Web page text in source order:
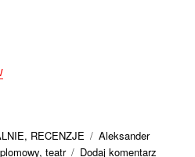
, RECENZJE Tagi
Aleksander
,teatr Dodaj komentarz